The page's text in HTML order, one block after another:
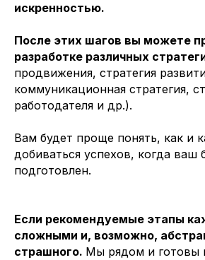
искренностью.
После этих шагов вы можете
разработке различных
продвижения, стратегия
коммуникационная стратегия,
работодателя и др.).
Вам будет проще понять, как и
добиваться успехов, когда ваш
подготовлен.
Если рекомендуемые этапы
сложными и, возможно,
страшного. Мы рядом и готовы